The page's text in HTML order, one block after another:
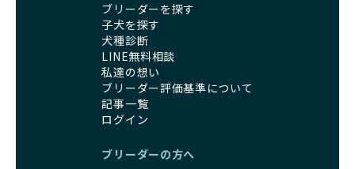
ブリーダーを探す
子犬を探す
犬種診断
LINE無料相談
私達の想い
ブリーダー評価基準について
記事一覧
ログイン
ブリーダーの方へ